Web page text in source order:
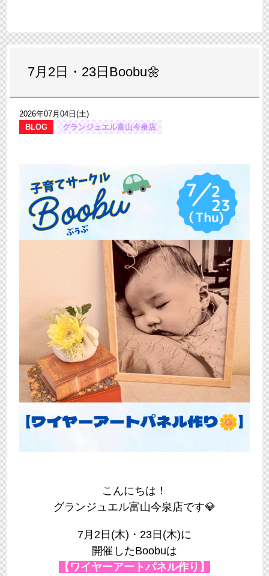
7月2日・23日Boobu🌼
2026年07月04日(土)
BLOG
グランジュエル富山今泉店
こんにちは！
グランジュエル富山今泉店です💎
7月2日(木)・23日(木)に
開催したBoobuは
【ワイヤーアートパネル作り】